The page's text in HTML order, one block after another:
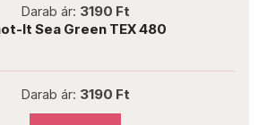
Darab ár: 3190 Ft
It Sea Green TEX 480
Darab ár: 3190 Ft